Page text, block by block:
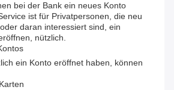
bei der Bank ein neues Konto
ist für Privatpersonen, die neu
daran interessiert sind, ein
nützlich.
ein Konto eröffnet haben, können